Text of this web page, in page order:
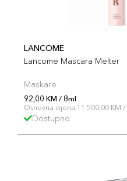
LANCOME
Lancome Mascara Melter
Maskare
92,00 KM / 8ml
Osnovna cijena 11.500,00 KM /
Dostupno